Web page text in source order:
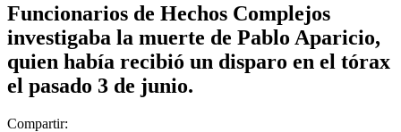
Funcionarios de Hechos Complejos
investigaba la muerte de Pablo Aparicio,
quien había recibió un disparo en el tórax
el pasado 3 de junio.
Compartir: